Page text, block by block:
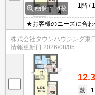
画像：14枚
1階
★お客様のニーズに合わ
す★賃貸物件のお部屋探
株式会社タウンハウジング東
情報更新日 2026/08/05
12.3
敷